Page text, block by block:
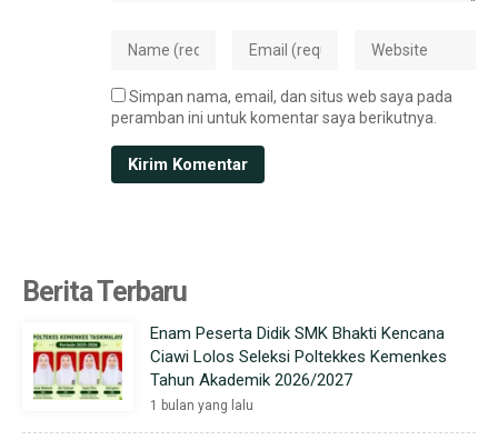
Simpan nama, email, dan situs web saya pada
peramban ini untuk komentar saya berikutnya.
Berita Terbaru
Enam Peserta Didik SMK Bhakti Kencana
Ciawi Lolos Seleksi Poltekkes Kemenkes
Tahun Akademik 2026/2027
1 bulan yang lalu